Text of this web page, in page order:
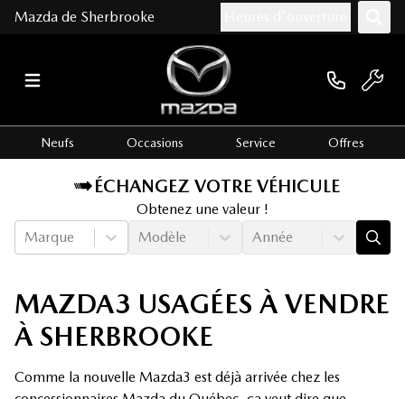
Mazda de Sherbrooke
Neufs Occasions Service Offres
ÉCHANGEZ VOTRE VÉHICULE
Obtenez une valeur !
Marque
Modèle Année
MAZDA3 USAGÉES À VENDRE
À SHERBROOKE
Comme la nouvelle Mazda3 est déjà arrivée chez les